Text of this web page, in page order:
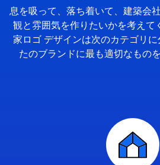
息を吸って、落ち着いて、建築会
観と雰囲気を作りたいかを考えて
家ロゴ デザインは次のカテゴリ
たのブランドに最も適切なもの